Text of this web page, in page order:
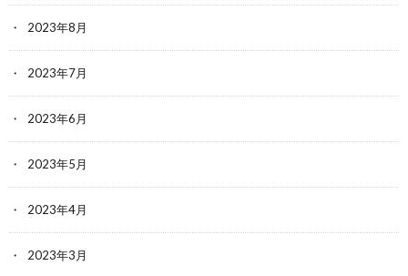
2023年8月
2023年7月
2023年6月
2023年5月
2023年4月
2023年3月